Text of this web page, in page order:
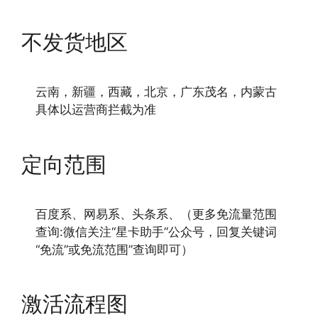
不发货地区
云南，新疆，西藏，北京，广东茂名，内蒙古
具体以运营商拦截为准
定向范围
百度系、网易系、头条系、（更多免流量范围
查询:微信关注“星卡助手”公众号，回复关键词
“免流”或免流范围”查询即可）
激活流程图